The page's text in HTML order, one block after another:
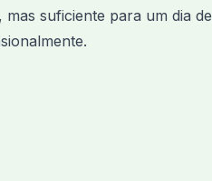
suficiente para um dia de